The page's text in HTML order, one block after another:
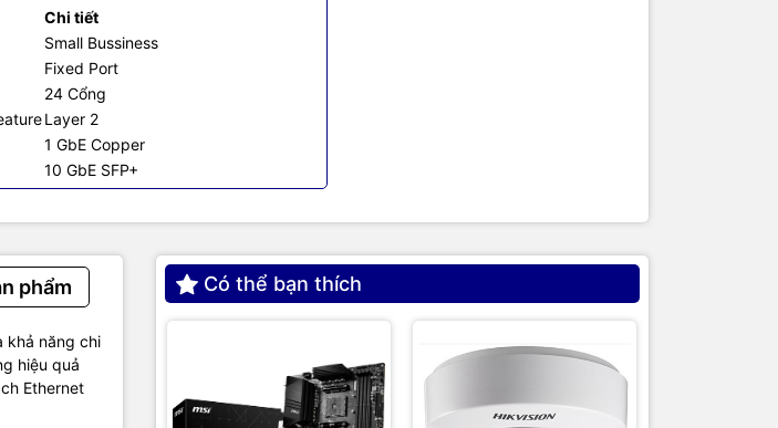
Chi tiết
Small Bussiness
Fixed Port
24 Cổng
Layer 2
1 GbE Copper
10 GbE SFP+
phẩm
khả năng chi
hiệu quả
Ethernet
Có thể bạn thích
cổng cho mỗi nhóm với 16 cổng cho mỗi tập hợp
4096 VLAN đồng thời; Các VLAN dựa trên cổng
thẻ 802.1Q, VLAN dựa trên địa chỉ MAC, VLAN
giao thức, IP VLAN dựa trên mạng con, VLAN
chưa được xác thực
802.1X, ARP, DHCP, IPMB
x 44 mm